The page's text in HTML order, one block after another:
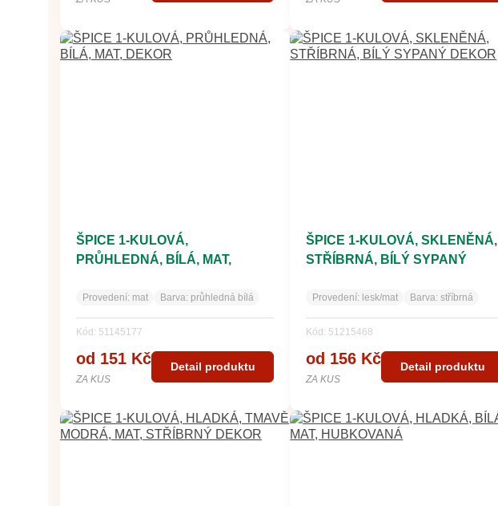
ŠPICE 1-KULOVÁ,
PRŮHLEDNÁ, BÍLÁ, MAT,
Provedení: mat Barva: průhledná bílá
Kód: 51145177
od 151 Kč
ZA KUS
Detail produktu
ŠPICE 1-KULOVÁ, SKLENĚNÁ,
STŘÍBRNÁ, BÍLÝ SYPANÝ
Provedení: lesk/mat Barva: stříbrná
Kód: 51215468
od 156 Kč
ZA KUS
Detail produktu